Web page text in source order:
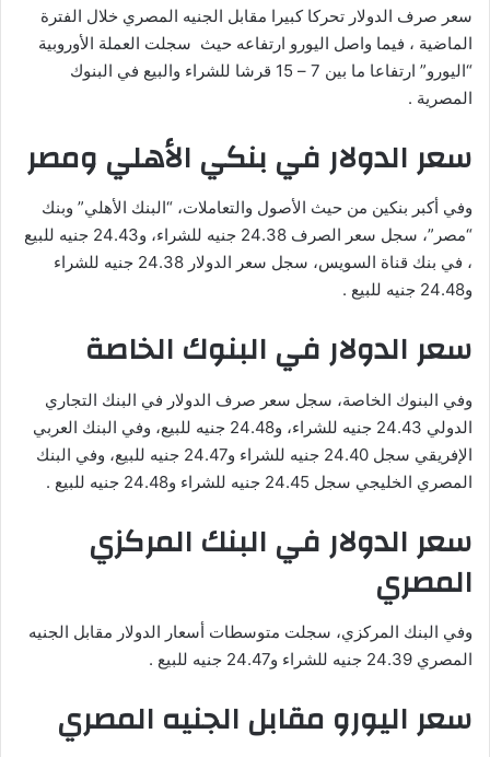
سعر صرف الدولار تحركا كبيرا مقابل الجنيه المصري خلال الفترة
الماضية ، فيما واصل اليورو ارتفاعه حيث سجلت العملة الأوروبية
“اليورو” ارتفاعا ما بين 7 – 15 قرشا للشراء والبيع في البنوك
المصرية .
سعر الدولار في بنكي الأهلي ومصر
وفي أكبر بنكين من حيث الأصول والتعاملات، “البنك الأهلي” وبنك
“مصر”، سجل سعر الصرف 24.38 جنيه للشراء، و24.43 جنيه للبيع
، في بنك قناة السويس، سجل سعر الدولار 24.38 جنيه للشراء
و24.48 جنيه للبيع .
سعر الدولار في البنوك الخاصة
وفي البنوك الخاصة، سجل سعر صرف الدولار في البنك التجاري
الدولي 24.43 جنيه للشراء، و24.48 جنيه للبيع، وفي البنك العربي
الإفريقي سجل 24.40 جنيه للشراء و24.47 جنيه للبيع، وفي البنك
المصري الخليجي سجل 24.45 جنيه للشراء و24.48 جنيه للبيع .
سعر الدولار في البنك المركزي
المصري
وفي البنك المركزي، سجلت متوسطات أسعار الدولار مقابل الجنيه
المصري 24.39 جنيه للشراء و24.47 جنيه للبيع .
سعر اليورو مقابل الجنيه المصري